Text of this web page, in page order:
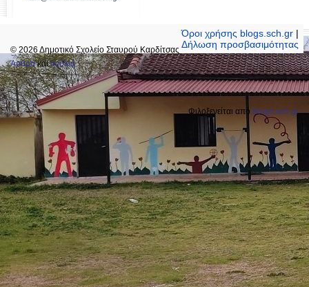
© 2026 Δημοτικό Σχολείο Σταυρού Καρδίτσας
Άρθρα καισχόλια
Φιλοξενείται από Blogs.sch.gr
Όροι χρήσης blogs.sch.gr|
Δήλωση προσβασιμότητας